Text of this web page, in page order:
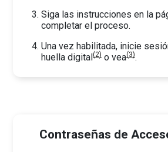
Siga las instrucciones en la
completar el proceso.
Una vez habilitada, inicie
huella digital(2) o vea(3).
Contraseñas de